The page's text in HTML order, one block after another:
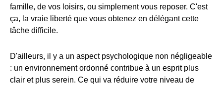
famille, de vos loisirs, ou simplement vous reposer. C'est
ça, la vraie liberté que vous obtenez en délégant cette
tâche difficile.
D'ailleurs, il y a un aspect psychologique non négligeable
: un environnement ordonné contribue à un esprit plus
clair et plus serein. Ce qui va réduire votre niveau de